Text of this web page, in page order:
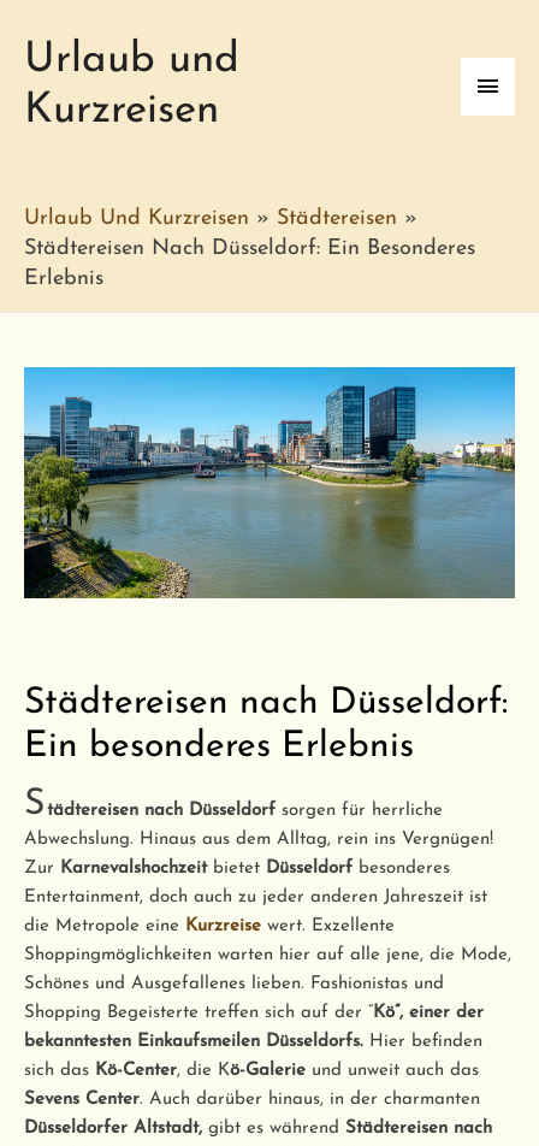
Urlaub und
Kurzreisen
Urlaub Und Kurzreisen » Städtereisen »
Städtereisen Nach Düsseldorf: Ein Besonderes
Erlebnis
Städtereisen nach Düsseldorf:
Ein besonderes Erlebnis
S tädtereisen nach Düsseldorfsorgen für herrliche
Abwechslung. Hinaus aus dem Alltag, rein ins Vergnügen!
Zur Karnevalshochzeitbietet Düsseldorf besonderes
Entertainment, doch auch zu jeder anderen Jahreszeit ist
die Metropole eine Kurzreise wert. Exzellente
Shoppingmöglichkeiten warten hier auf alle jene, die Mode,
Schönes und Ausgefallenes lieben. Fashionistas und
Shopping Begeisterte treffen sich auf der “ Kö”, einer der
bekanntesten Einkaufsmeilen Düsseldorfs. Hier befinden
sich das Kö-Center, die Kö-Galerie und unweit auch das
Sevens Center. Auch darüber hinaus, in der charmanten
Düsseldorfer Altstadt, gibt es während Städtereisen nach